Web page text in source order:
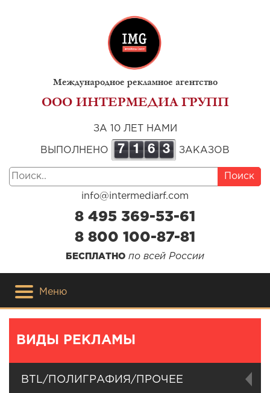
Международное рекламное агентство
ООО ИНТЕРМЕДИА ГРУПП
ЗА 10 ЛЕТ НАМИ
ВЫПОЛНЕНО 7 1 6 3 ЗАКАЗОВ
Поиск
info@intermediarf.com
8 495 369-53-61
8 800 100-87-81
БЕСПЛАТНО по всей России
Меню
ВИДЫ РЕКЛАМЫ
BTL/ПОЛИГРАФИЯ/ПРОЧЕЕ